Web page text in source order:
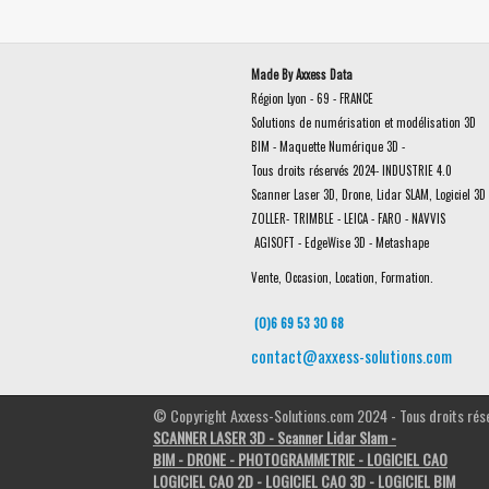
Made By Axxess Data
Région Lyon - 69 - FRANCE
Solutions de numérisation et modélisation 3D
BIM - Maquette Numérique 3D -
Tous droits réservés 2024- INDUSTRIE 4.0
Scanner Laser 3D, Drone, Lidar SLAM, Logiciel 3D
ZOLLER- TRIMBLE - LEICA - FARO - NAVVIS
AGISOFT - EdgeWise 3D - Metashape
Vente, Occasion, Location, Formation.
(0)6 69 53 30 68
contact@axxess-solutions.com
© Copyright Axxess-Solutions.com 2024 - Tous droits
SCANNER LASER 3D - Scanner Lidar Slam -
BIM - DRONE - PHOTOGRAMMETRIE - LOGICIEL CAO
LOGICIEL CAO 2D - LOGICIEL CAO 3D - LOGICIEL BIM